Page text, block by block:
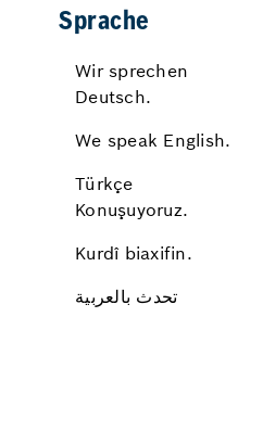
Sprache
Wir sprechen
Deutsch.
We speak English.
Türkçe
Konuşuyoruz.
Kurdî biaxifin.
تحدث بالعربية